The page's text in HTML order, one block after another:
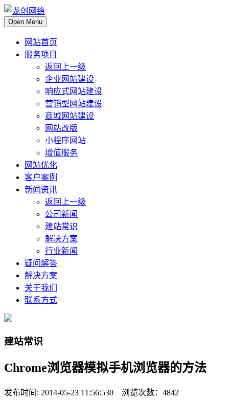
Open Menu
网站首页
服务项目
返回上一级
企业网站建设
响应式网站建设
营销型网站建设
商城网站建设
网站改版
小程序网站
增值服务
网站优化
客户案例
新闻资讯
返回上一级
公司新闻
建站常识
解决方案
行业新闻
疑问解答
解决方案
关于我们
联系方式
建站常识
Chrome浏览器模拟手机浏览器的方法
发布时间: 2014-05-23 11:56:530 浏览次数：4842